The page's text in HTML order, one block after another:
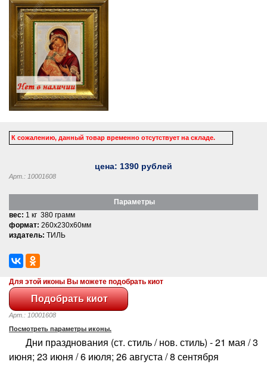
К сожалению, данный товар временно отсутствует на складе.
цена: 1390 рублей
Арт.: 10001608
Параметры
вес: 1 кг 380 грамм
формат: 260x230x60мм
издатель: ТИЛЬ
Для этой иконы Вы можете подобрать киот
Арт.: 10001608
Посмотреть параметры иконы.
Дни празднования (ст. стиль / нов. стиль) - 21 мая / 3
июня; 23 июня / 6 июля; 26 августа / 8 сентября